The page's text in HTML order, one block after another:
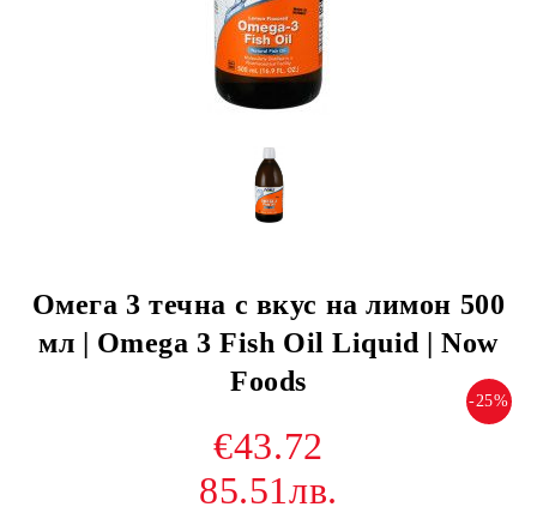
Омега 3 течна с вкус на лимон 500
мл | Omega 3 Fish Oil Liquid | Now
Foods
-25%
€43.72
85.51лв.